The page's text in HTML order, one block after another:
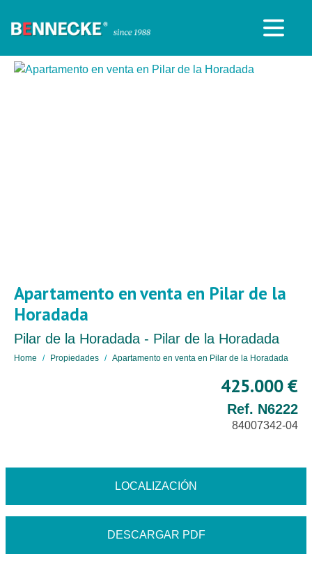
Apartamento en venta en Pilar de la
Horadada
Pilar de la Horadada - Pilar de la Horadada
Home Propiedades Apartamento en venta en Pilar de la Horadada
425.000 €
Ref. N6222
84007342-04
LOCALIZACIÓN
DESCARGAR PDF